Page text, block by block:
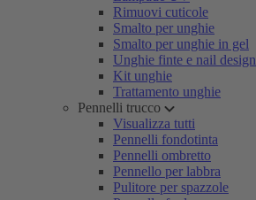
Rimuovi cuticole
Smalto per unghie
Smalto per unghie in gel
Unghie finte e nail design
Kit unghie
Trattamento unghie
Pennelli trucco
Visualizza tutti
Pennelli fondotinta
Pennelli ombretto
Pennello per labbra
Pulitore per spazzole